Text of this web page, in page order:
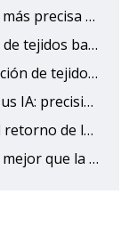
¿Es la inspección de tejidos por IA más precisa que la humana?
¿Cómo implementar la inspección de tejidos basada en IA para eliminar la salida de defectos?
¿Cómo elegir el sistema de inspección de tejidos con IA adecuado?
Inspección de tejidos manual versus IA: precisión, velocidad y comparación de costos
¿Cuánto tiempo se tarda en ver el retorno de la inversión (ROI) de la inspección de tejidos con IA?
¿Es la inspección de tejidos por IA mejor que la inspección manual tradicional?